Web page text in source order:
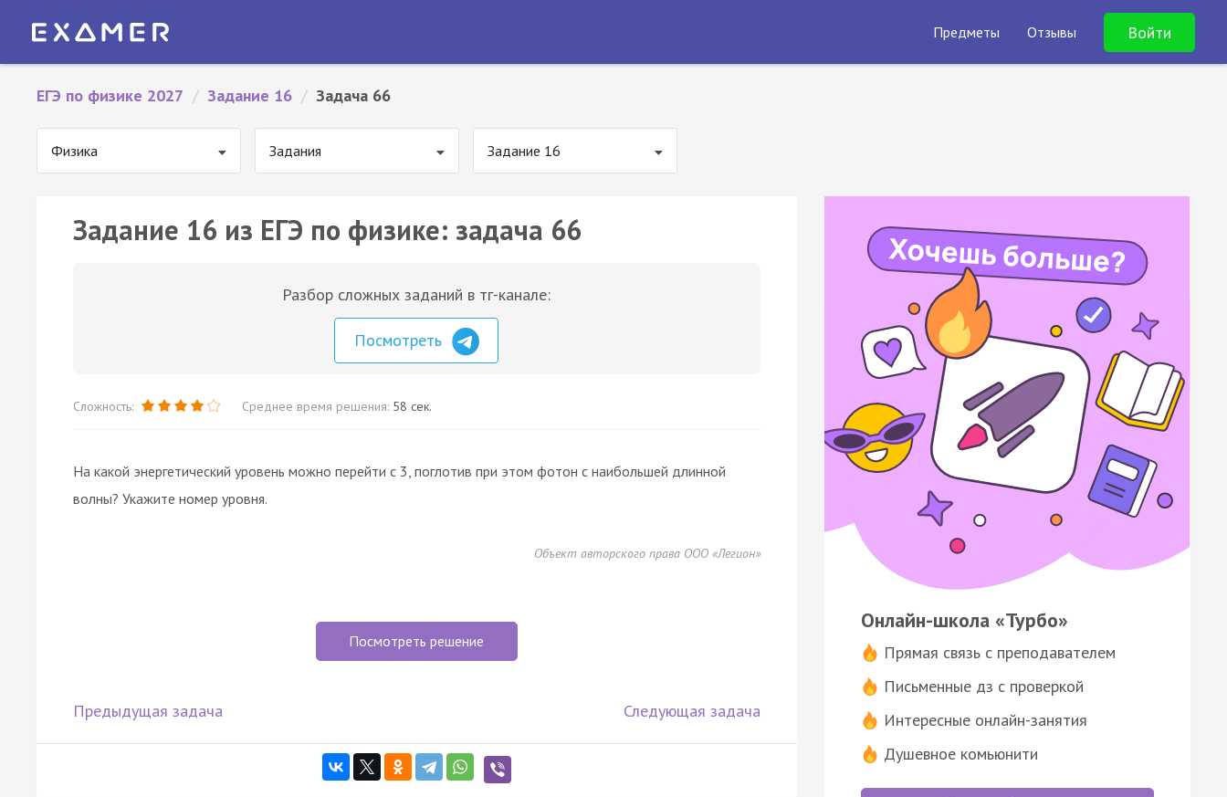
Предметы Отзывы Войти
ЕГЭ по физике 2027 / Задание 16 / Задача 66
Физика Задания Задание 16
Задание 16 из ЕГЭ по физике: задача 66
Разбор сложных заданий в тг-канале:
Посмотреть
Сложность: Среднее время решения: 58 сек.
На какой энергетический уровень можно перейти с 3, поглотив при этом фотон c наибольшей длинной
волны? Укажите номер уровня.
Объект авторского права ООО «Легион»
Посмотреть решение
Предыдущая задача Следующая задача
Онлайн-школа «Турбо»
Прямая связь с преподавателем
Письменные дз с проверкой
Интересные онлайн-занятия
Душевное комьюнити